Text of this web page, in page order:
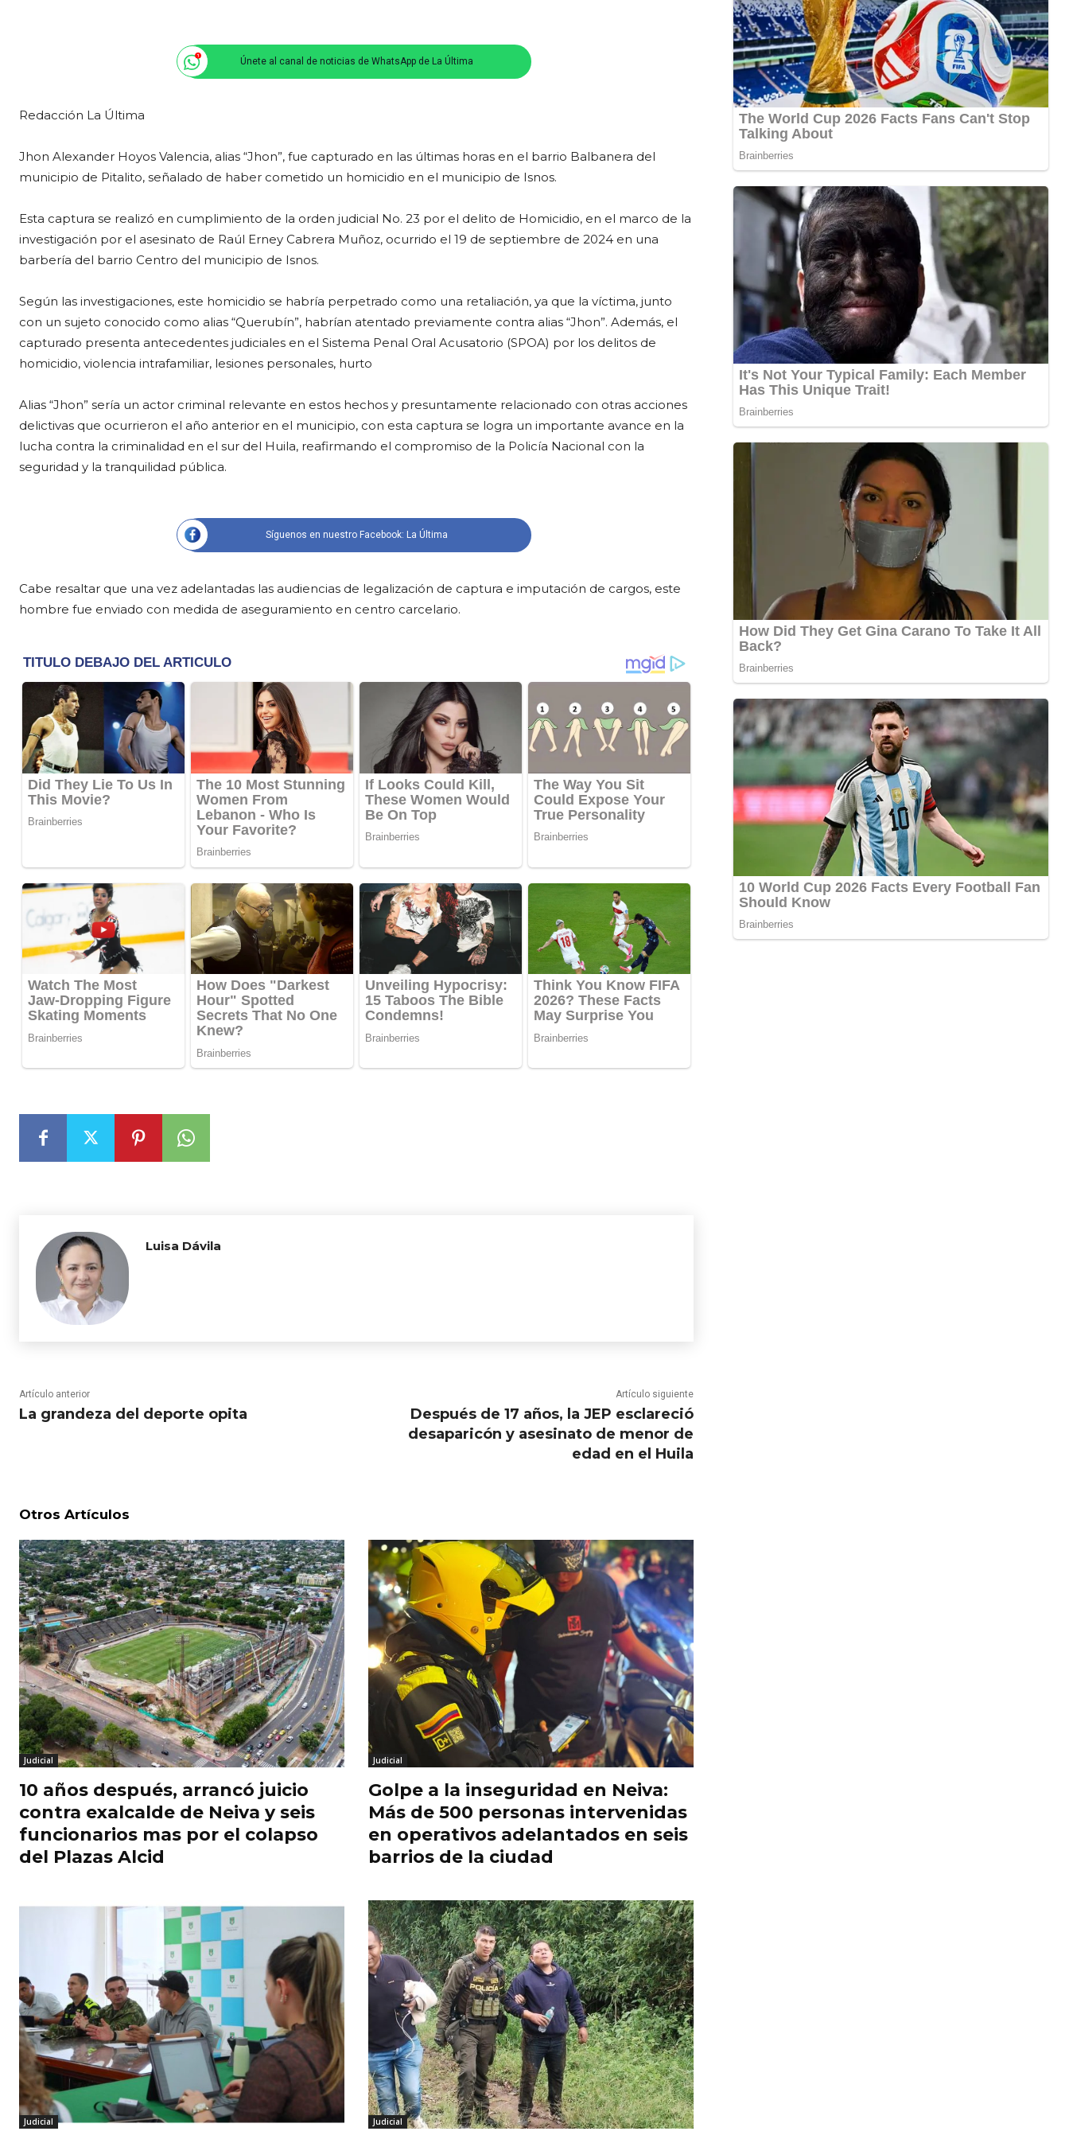
Únete al canal de noticias de WhatsApp de La Última
Redacción La Última
Jhon Alexander Hoyos Valencia, alias “Jhon”, fue capturado en las últimas horas en el barrio Balbanera del
municipio de Pitalito, señalado de haber cometido un homicidio en el municipio de Isnos.
Esta captura se realizó en cumplimiento de la orden judicial No. 23 por el delito de Homicidio, en el marco de la
investigación por el asesinato de Raúl Erney Cabrera Muñoz, ocurrido el 19 de septiembre de 2024 en una
barbería del barrio Centro del municipio de Isnos.
Según las investigaciones, este homicidio se habría perpetrado como una retaliación, ya que la víctima, junto
con un sujeto conocido como alias “Querubín”, habrían atentado previamente contra alias “Jhon”. Además, el
capturado presenta antecedentes judiciales en el Sistema Penal Oral Acusatorio (SPOA) por los delitos de
homicidio, violencia intrafamiliar, lesiones personales, hurto
Alias “Jhon” sería un actor criminal relevante en estos hechos y presuntamente relacionado con otras acciones
delictivas que ocurrieron el año anterior en el municipio, con esta captura se logra un importante avance en la
lucha contra la criminalidad en el sur del Huila, reafirmando el compromiso de la Policía Nacional con la
seguridad y la tranquilidad pública.
Síguenos en nuestro Facebook: La Última
Cabe resaltar que una vez adelantadas las audiencias de legalización de captura e imputación de cargos, este
hombre fue enviado con medida de aseguramiento en centro carcelario.
Luisa Dávila
Artículo anterior
La grandeza del deporte opita
Artículo siguiente
Después de 17 años, la JEP esclareció
desaparicón y asesinato de menor de
edad en el Huila
Otros Artículos
Judicial
10 años después, arrancó juicio
contra exalcalde de Neiva y seis
funcionarios mas por el colapso
del Plazas Alcid
Judicial
Golpe a la inseguridad en Neiva:
Más de 500 personas intervenidas
en operativos adelantados en seis
barrios de la ciudad
Judicial Judicial